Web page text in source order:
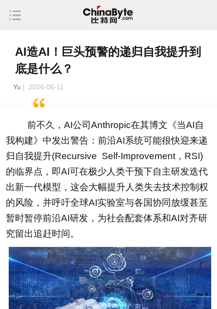
AI造AI！巨头预警的递归自我提升到
底是什么？
Yu | 2026-06-11
前不久，AI公司Anthropic在其博文《当AI自
我构建》中发出警告：前沿AI系统可能很快迎来递
归自我提升(Recursive Self-Improvement，RSI)
的临界点，即AI可在极少人类干预下自主研发迭代
出新一代模型，这会大幅提升人类失去技术控制权
的风险，并呼吁全球AI实验室与各国协同放缓甚至
暂时暂停前沿AI研发，为社会配套体系和AI对齐研
究留出追赶时间。